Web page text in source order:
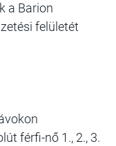
a Barion
felületét
férfi-nő 1., 2., 3.